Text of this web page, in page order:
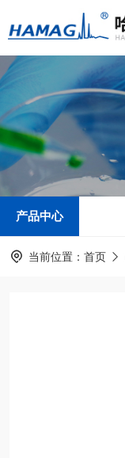
产品中心
当前位置： 首页